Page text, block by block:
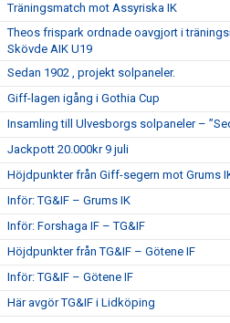
Träningsmatch mot Assyriska IK
Theos frispark ordnade oavgjort i
Skövde AIK U19
Sedan 1902 , projekt solpaneler.
Giff-lagen igång i Gothia Cup
Insamling till Ulvesborgs solpaneler –
Jackpott 20.000kr 9 juli
Höjdpunkter från Giff-segern mot Grums
Inför: TG&IF – Grums IK
Inför: Forshaga IF – TG&IF
Höjdpunkter från TG&IF – Götene IF
Inför: TG&IF – Götene IF
Här avgör TG&IF i Lidköping